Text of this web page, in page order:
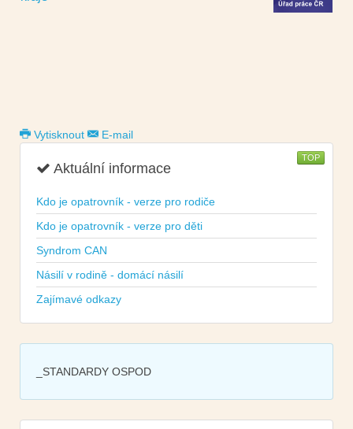
Vytisknout E-mail
TOP
Aktuální informace
Kdo je opatrovník - verze pro rodiče
Kdo je opatrovník - verze pro děti
Syndrom CAN
Násilí v rodině - domácí násilí
Zajímavé odkazy
_STANDARDY OSPOD